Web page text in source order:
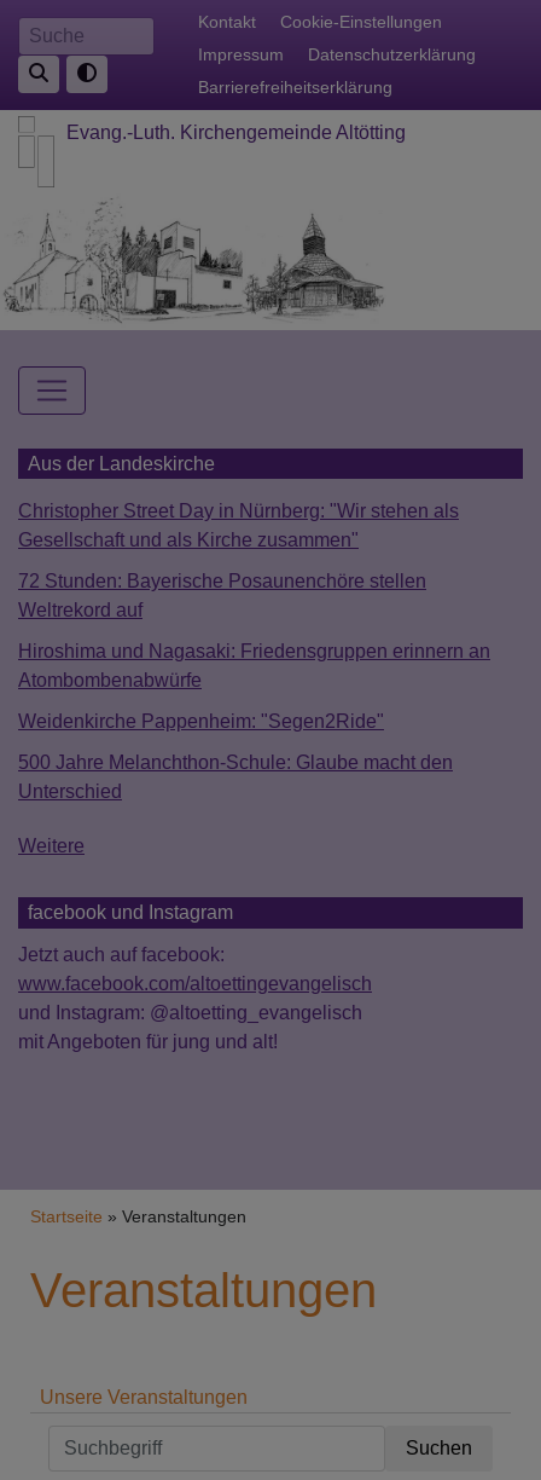
Direkt
zum
Inhalt
Suche Fußbereichsmenü
Kontakt
Cookie-Einstellungen
Impressum
Datenschutzerklärung
Barrierefreiheitserklärung
Evang.-Luth. Kirchengemeinde Altötting
Hauptnavigation
Aus der Landeskirche
Christopher Street Day in Nürnberg: "Wir stehen als
Gesellschaft und als Kirche zusammen"
72 Stunden: Bayerische Posaunenchöre stellen
Weltrekord auf
Hiroshima und Nagasaki: Friedensgruppen erinnern an
Atombombenabwürfe
Weidenkirche Pappenheim: "Segen2Ride"
500 Jahre Melanchthon-Schule: Glaube macht den
Unterschied
Weitere
facebook und Instagram
Jetzt auch auf facebook:
www.facebook.com/altoettingevangelisch
und Instagram: @altoetting_evangelisch
mit Angeboten für jung und alt!
Breadcrumb
Startseite Veranstaltungen
Veranstaltungen
Unsere Veranstaltungen